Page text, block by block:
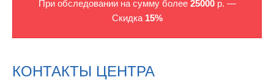
При обследовании на сумму более 25000р. —
Скидка 15%
КОНТАКТЫ ЦЕНТРА